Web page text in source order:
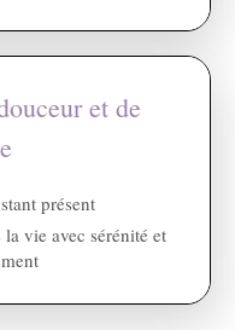
et de
présent
vie avec sérénité et